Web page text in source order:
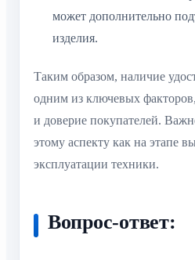
может дополнительно
изделия.
Таким образом, наличие
одним из ключевых
и доверие покупателей.
этому аспекту как на этапе
эксплуатации техники.
Вопрос-ответ: